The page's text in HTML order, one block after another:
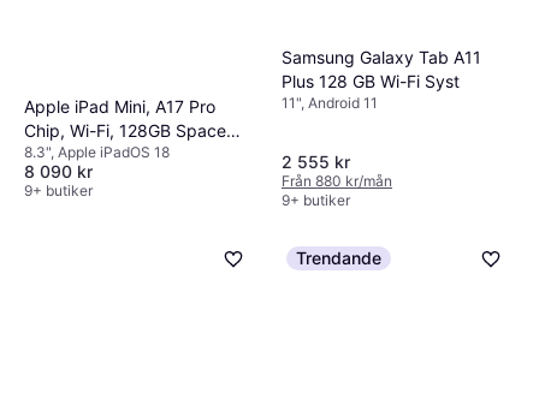
Apple iPad Mini, A17 Pro
Chip, Wi-Fi, 128GB Space
Grey
8.3", Apple iPadOS 18
8 090 kr
9+ butiker
Samsung Galaxy Tab A11
Plus 128 GB Wi-Fi Syst
11", Android 11
2 555 kr
Från 880 kr/mån
9+ butiker
Trendande